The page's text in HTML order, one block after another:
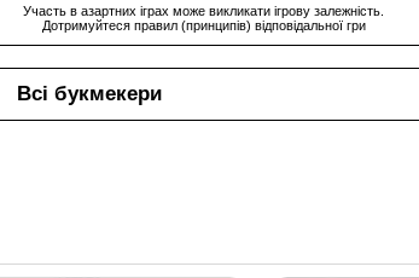
Участь в азартних іграх може викликати ігрову залежність.
Дотримуйтеся правил (принципів) відповідальної гри
Всі букмекери